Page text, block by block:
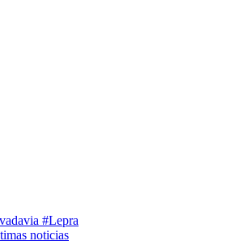
#Lepra
noticias